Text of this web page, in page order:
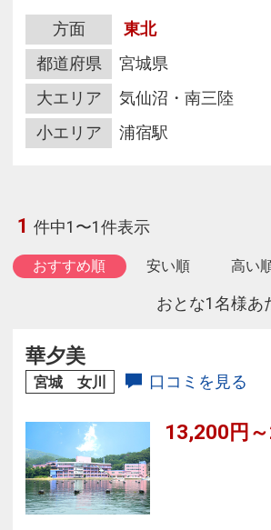
方面
東北
都道府県
宮城県
大エリア
気仙沼・南三陸
小エリア
浦宿駅
1 件中1〜1件表示
おすすめ順 安い順 高い
おとな1名様あ
華夕美
宮城 女川 口コミを見る
13,200円